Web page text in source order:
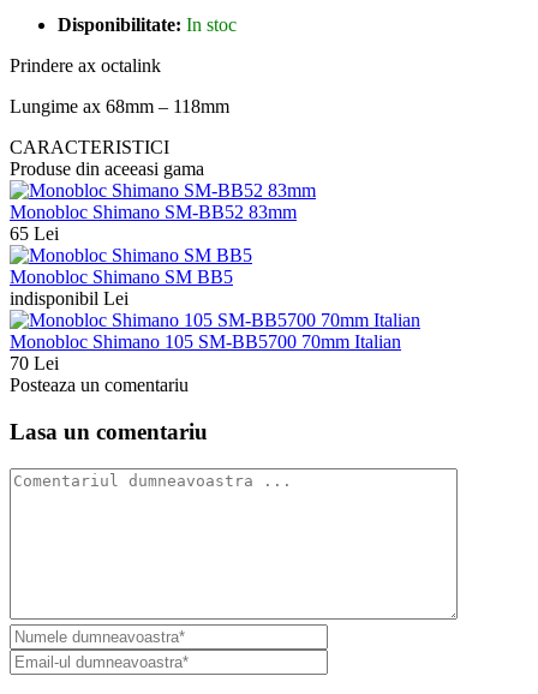
Disponibilitate: In stoc
Prindere ax octalink
Lungime ax 68mm – 118mm
CARACTERISTICI
Produse din aceeasi gama
Monobloc Shimano SM-BB52 83mm
65 Lei
Monobloc Shimano SM BB5
indisponibil Lei
Monobloc Shimano 105 SM-BB5700 70mm Italian
70 Lei
Posteaza un comentariu
Lasa un comentariu